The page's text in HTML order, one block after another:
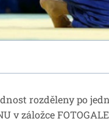
rozděleny po
v záložce